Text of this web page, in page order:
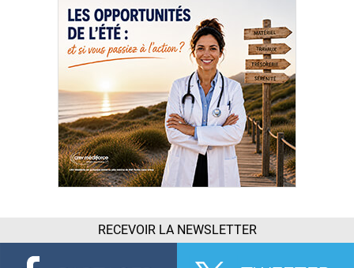
RECEVOIR LA NEWSLETTER